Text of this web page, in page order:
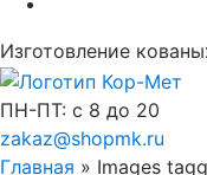
Изготовление
ПН-ПТ: с 8 до 20
zakaz@shopmk.ru
Главная » Images